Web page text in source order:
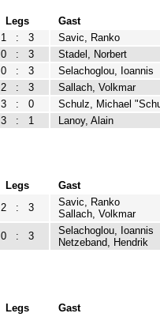
Legs
Gast
1 : 3
Savic, Ranko
0 : 3
Stadel, Norbert
0 : 3
Selachoglou, Ioannis
2 : 3
Sallach, Volkmar
3 : 0
Schulz, Michael
3 : 1 Lanoy, Alain
Legs
Gast
2 : 3
Savic, Ranko
Sallach, Volkmar
0 : 3
Selachoglou, Ioannis
Netzeband, Hendrik
Legs
Gast